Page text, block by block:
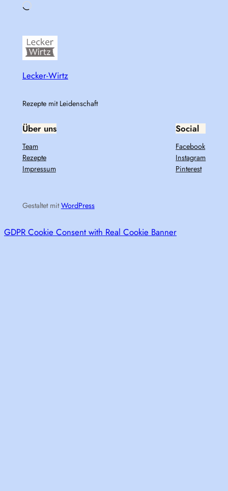
Loading…
Lecker-Wirtz
Rezepte mit Leidenschaft
Über uns
Team
Rezepte
Impressum
Social
Facebook
Instagram
Pinterest
Gestaltet mitWordPress
GDPR Cookie Consent with Real Cookie Banner